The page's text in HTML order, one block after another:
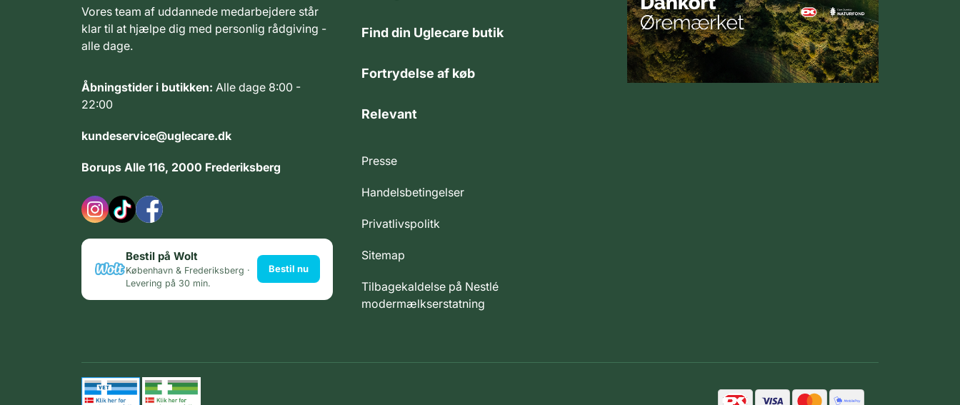
Vores team af uddannede medarbejdere står
klar til at hjælpe dig med personlig rådgiving -
alle dage.
Åbningstider i butikken: Alle dage 8:00 -
22:00
kundeservice@uglecare.dk
Borups Alle 116, 2000 Frederiksberg
Bestil på Wolt
København & Frederiksberg ·
Levering på 30 min.
Bestil nu
Find din Uglecare butik
Fortrydelse af køb
Relevant
Presse
Handelsbetingelser
Privatlivspolitk
Sitemap
Tilbagekaldelse på Nestlé
modermælkserstatning